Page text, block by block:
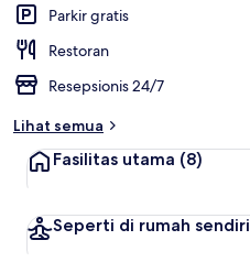
Parkir gratis
Restoran
Resepsionis 24/7
Lihat semua
Fasilitas utama (8)
Seperti di rumah sendiri